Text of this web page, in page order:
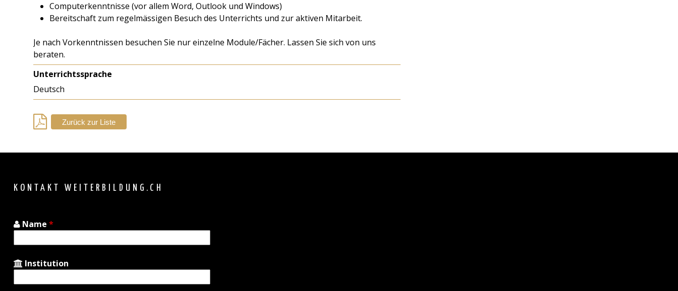
Computerkenntnisse (vor allem Word, Outlook und Windows)
Bereitschaft zum regelmässigen Besuch des Unterrichts und zur aktiven Mitarbeit.
Je nach Vorkenntnissen besuchen Sie nur einzelne Module/Fächer. Lassen Sie sich von uns
beraten.
Unterrichtssprache
Deutsch
Zurück zur Liste
KONTAKT WEITERBILDUNG.CH
Name *
Institution